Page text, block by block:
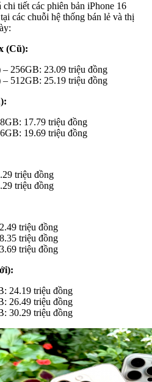
tiết các phiên bản iPhone 16
các chuỗi hệ thống bán lẻ và thị
(Cũ):
256GB: 23.09 triệu đồng
512GB: 25.19 triệu đồng
17.79 triệu đồng
19.69 triệu đồng
triệu đồng
triệu đồng
triệu đồng
triệu đồng
triệu đồng
24.19 triệu đồng
26.49 triệu đồng
30.29 triệu đồng